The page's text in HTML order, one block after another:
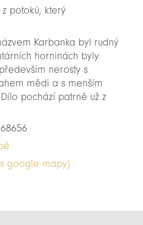
potoků, který
Karbanka byl rudný
horninách byly
nerosty s
mědi a s menším
pochází patrně už z
google mapy)